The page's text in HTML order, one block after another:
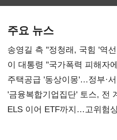
주요 뉴스
송영길 측 "정청래, 국힘 '역
총선 지휘 못해"
이 대통령 "국가폭력 피해자
진실 밝혀야"
주택공급 '동상이몽'…정부·
'금융복합기업집단' 토스, 전
ELS 이어 ETF까지…고위험